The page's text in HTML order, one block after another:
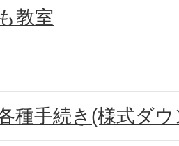
教室
種手続き(様式ダ